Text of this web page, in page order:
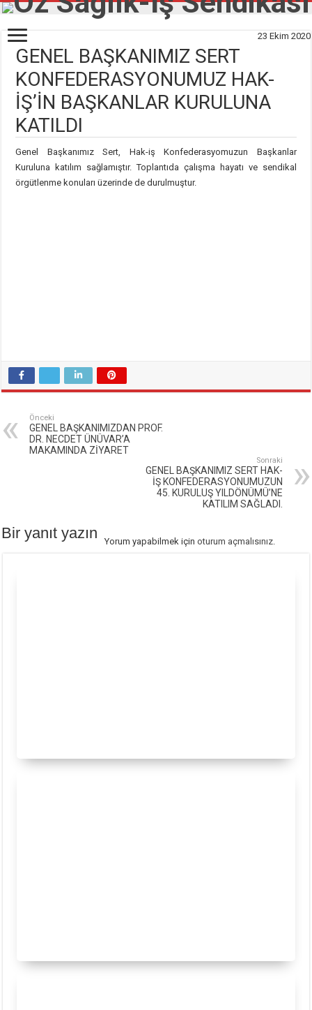
23 Ekim 2020
GENEL BAŞKANIMIZ SERT
KONFEDERASYONUMUZ HAK-
İŞ’İN BAŞKANLAR KURULUNA
KATILDI
Genel Başkanımız Sert, Hak-iş Konfederasyomuzun Başkanlar
Kuruluna katılım sağlamıştır. Toplantıda çalışma hayatı ve sendikal
örgütlenme konuları üzerinde de durulmuştur.
Önceki
GENEL BAŞKANIMIZDAN PROF.
DR. NECDET ÜNÜVAR’A
MAKAMINDA ZİYARET
Sonraki
GENEL BAŞKANIMIZ SERT HAK-
İŞ KONFEDERASYONUMUZUN
45. KURULUŞ YILDÖNÜMÜ’NE
KATILIM SAĞLADI.
Bir yanıt yazın Yorum yapabilmek içinoturum açmalısınız.